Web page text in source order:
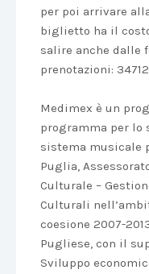
per poi arrivare
biglietto ha il
salire anche dalle
prenotazioni:
Medimex è un
programma per lo
sistema musicale
Puglia,
Culturale –
Culturali
coesione 2007-
Pugliese, con il
Sviluppo